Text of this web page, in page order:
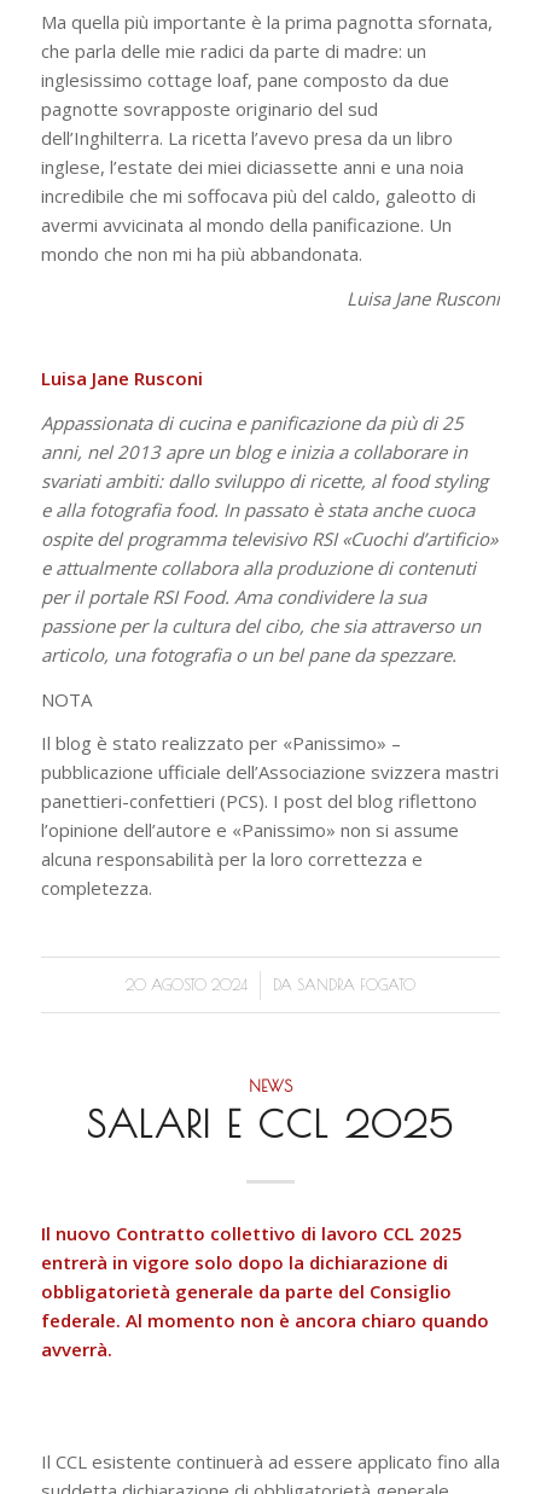
Ma quella più importante è la prima pagnotta sfornata,
che parla delle mie radici da parte di madre: un
inglesissimo cottage loaf, pane composto da due
pagnotte sovrapposte originario del sud
dell’Inghilterra. La ricetta l’avevo presa da un libro
inglese, l’estate dei miei diciassette anni e una noia
incredibile che mi soffocava più del caldo, galeotto di
avermi avvicinata al mondo della panificazione. Un
mondo che non mi ha più abbandonata.
Luisa Jane Rusconi
Luisa Jane Rusconi
Appassionata di cucina e panificazione da più di 25
anni, nel 2013 apre un blog e inizia a collaborare in
svariati ambiti: dallo sviluppo di ricette, al food styling
e alla fotografia food. In passato è stata anche cuoca
ospite del programma televisivo RSI «Cuochi d’artificio»
e attualmente collabora alla produzione di contenuti
per il portale RSI Food. Ama condividere la sua
passione per la cultura del cibo, che sia attraverso un
articolo, una fotografia o un bel pane da spezzare.
NOTA
Il blog è stato realizzato per «Panissimo» –
pubblicazione ufficiale dell’Associazione svizzera mastri
panettieri-confettieri (PCS). I post del blog riflettono
l’opinione dell’autore e «Panissimo» non si assume
alcuna responsabilità per la loro correttezza e
completezza.
20 AGOSTO 2024
/ DA SANDRA FOGATO
NEWS
SALARI E CCL 2025
Il nuovo Contratto collettivo di lavoro CCL 2025
entrerà in vigore solo dopo la dichiarazione di
obbligatorietà generale da parte del Consiglio
federale. Al momento non è ancora chiaro quando
avverrà.
Il CCL esistente continuerà ad essere applicato fino alla